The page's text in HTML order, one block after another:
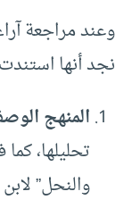
وعند مراجعة
نجد أنها
المنهج
تحليلها،
والنحل”